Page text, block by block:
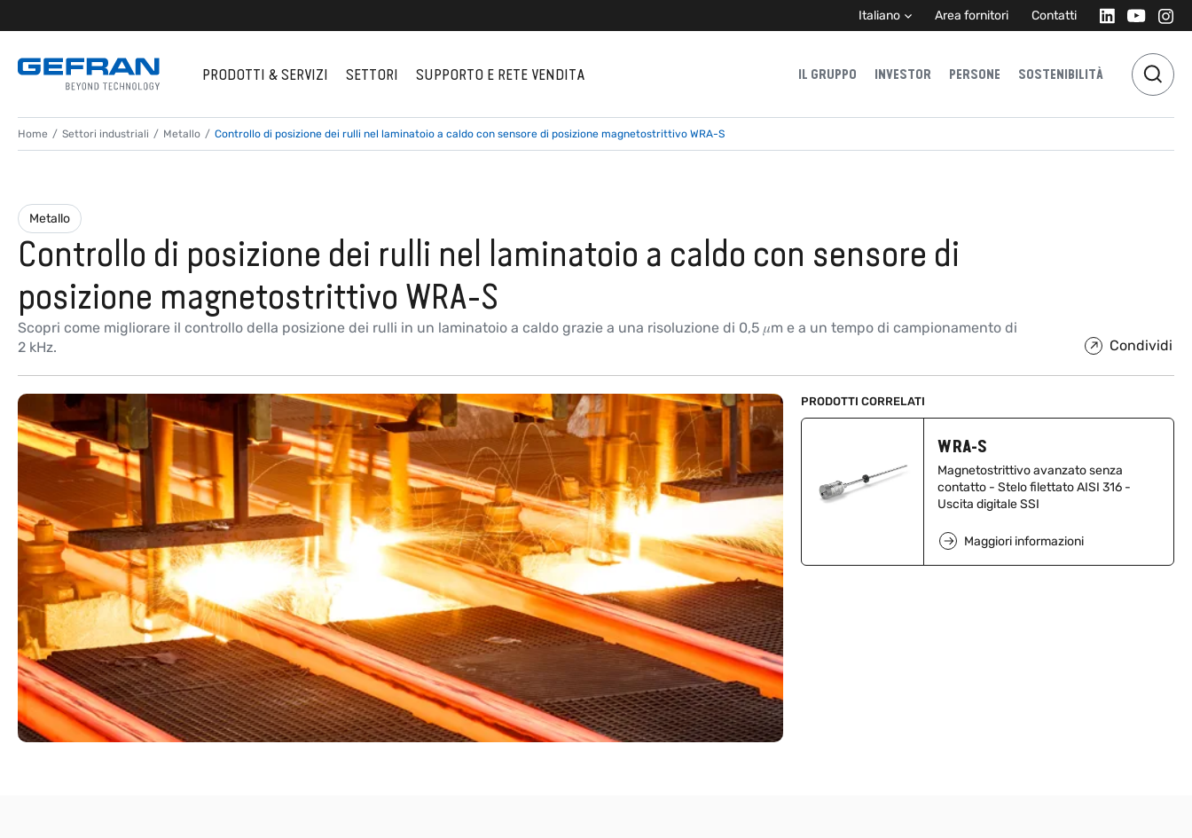
Italiano Area fornitori Contatti
PRODOTTI & SERVIZI SETTORI SUPPORTO E RETE VENDITA IL GRUPPO INVESTOR PERSONE SOSTENIBILITÀ
Home Settori industriali Metallo Controllo di posizione dei rulli nel laminatoio a caldo con sensore di posizione magnetostrittivo WRA-S
Metallo
Controllo di posizione dei rulli nel laminatoio a caldo con sensore di
posizione magnetostrittivo WRA-S
Scopri come migliorare il controllo della posizione dei rulli in un laminatoio a caldo grazie a una risoluzione di 0,5 𝜇m e a un tempo di campionamento di
2 kHz.
Condividi
PRODOTTI CORRELATI
WRA-S
Magnetostrittivo avanzato senza
contatto - Stelo filettato AISI 316 -
Uscita digitale SSI
Maggiori informazioni